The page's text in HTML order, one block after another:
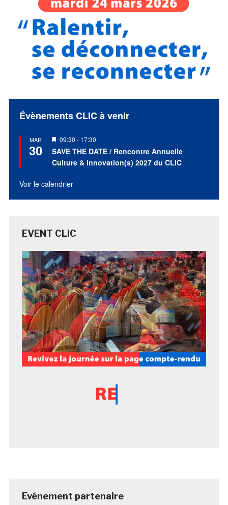
Évènements CLIC à venir
MAR
30
Mis
en
avant
09:30 - 17:30
SAVE THE DATE / Rencontre Annuelle
Culture & Innovation(s) 2027 du CLIC
Voir le calendrier
EVENT CLIC
Evénement partenaire